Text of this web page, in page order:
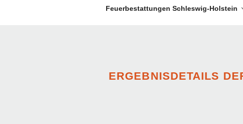
Feuerbestattungen Schleswig-Holstein
ERGEBNISDETAILS